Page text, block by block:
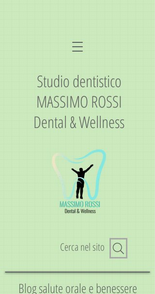
Studio dentistico
MASSIMO ROSSI
Dental & Wellness
Cerca nel sito
Blog salute orale e benessere